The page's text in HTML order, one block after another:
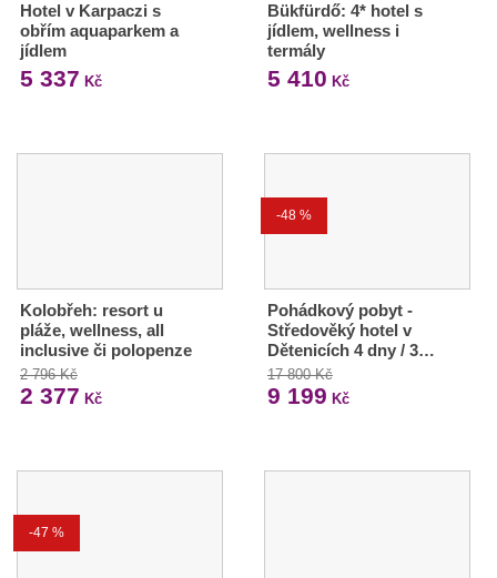
Hotel v Karpaczi s
obřím aquaparkem a
jídlem
5 337 Kč
Bükfürdő: 4* hotel s
jídlem, wellness i
termály
5 410 Kč
Kolobřeh: resort u
pláže, wellness, all
inclusive či polopenze
2 796 Kč
2 377 Kč
-48 %
Pohádkový pobyt -
Středověký hotel v
Dětenicích 4 dny / 3…
17 800 Kč
9 199 Kč
-47 %